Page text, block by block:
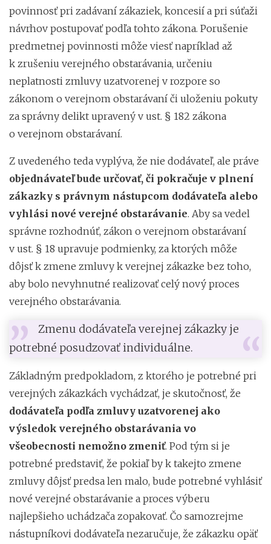
povinnosť pri zadávaní zákaziek, koncesií a pri súťaži
návrhov postupovať podľa tohto zákona. Porušenie
predmetnej povinnosti môže viesť napríklad až
k zrušeniu verejného obstarávania, určeniu
neplatnosti zmluvy uzatvorenej v rozpore so
zákonom o verejnom obstarávaní či uloženiu pokuty
za správny delikt upravený v ust. § 182 zákona
o verejnom obstarávaní.
Z uvedeného teda vyplýva, že nie dodávateľ, ale práve
objednávateľ bude určovať, či pokračuje v plnení
zákazky s právnym nástupcom dodávateľa alebo
vyhlási nové verejné obstarávanie. Aby sa vedel
správne rozhodnúť, zákon o verejnom obstarávaní
v ust. § 18 upravuje podmienky, za ktorých môže
dôjsť k zmene zmluvy k verejnej zákazke bez toho,
aby bolo nevyhnutné realizovať celý nový proces
verejného obstarávania.
Zmenu dodávateľa verejnej zákazky je
potrebné posudzovať individuálne.
Základným predpokladom, z ktorého je potrebné pri
verejných zákazkách vychádzať, je skutočnosť, že
dodávateľa podľa zmluvy uzatvorenej ako
výsledok verejného obstarávania vo
všeobecnosti nemožno zmeniť. Pod tým si je
potrebné predstaviť, že pokiaľ by k takejto zmene
zmluvy dôjsť predsa len malo, bude potrebné vyhlásiť
nové verejné obstarávanie a proces výberu
najlepšieho uchádzača zopakovať. Čo samozrejme
nástupníkovi dodávateľa nezaručuje, že zákazku opäť